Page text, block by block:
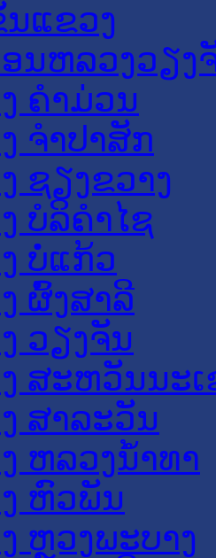
ແຂວງ
ນ​ຫລວງວຽງ
ຄໍາມ່ວນ
ຈໍາປາສັກ
ຊຽງຂວາງ
ບໍລິຄໍາໄຊ
ບໍ່ແກ້ວ
ຜົ້ງສາລີ
ວຽງຈັນ
ສະຫວັນນະ
ສາລະວັນ
ຫລວງນໍ້າທາ
ຫົວພັນ
ຫຼວງພະບາງ